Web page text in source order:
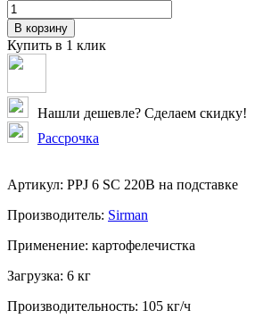
В корзину
Купить в 1 клик
Нашли дешевле? Сделаем скидку!
Рассрочка
Артикул: PPJ 6 SC 220В на подставке
Производитель: Sirman
Применение: картофелечистка
Загрузка: 6 кг
Производительность: 105 кг/ч